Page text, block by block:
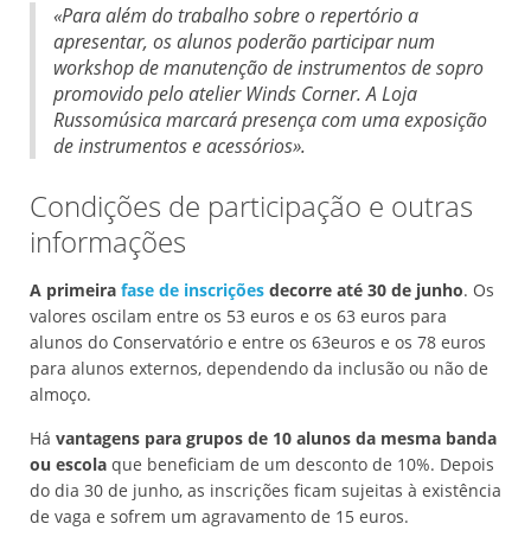
«Para além do trabalho sobre o repertório a
apresentar, os alunos poderão participar num
workshop de manutenção de instrumentos de sopro
promovido pelo atelier Winds Corner. A Loja
Russomúsica marcará presença com uma exposição
de instrumentos e acessórios».
Condições de participação e outras
informações
A primeira fase de inscrições decorre até 30 de junho. Os
valores oscilam entre os 53 euros e os 63 euros para
alunos do Conservatório e entre os 63euros e os 78 euros
para alunos externos, dependendo da inclusão ou não de
almoço.
Há vantagens para grupos de 10 alunos da mesma banda
ou escola que beneficiam de um desconto de 10%. Depois
do dia 30 de junho, as inscrições ficam sujeitas à existência
de vaga e sofrem um agravamento de 15 euros.